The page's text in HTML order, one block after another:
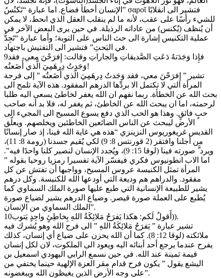
الإنسان أخطأ فضاع. اما عبارة “تَكنُسُ” σαροῖ فتشير الى انقلابًا
للشيء رأسًا على عقب، لأنه ما لم ينقلب العقل الذي انحط، لا يمكن
أن يُنظف (يُكنس) من عاداته الرذيلة. في حين يرى البعض الآخر في
عملية التكنيس إشارة الى حث الناس على التوبة؛ وأما عبارة “تَجِدُّ
في البَحثِ” فتشير الى التفتيش باجتهاد.
9فإِذا وَجَدَتهُ دَعَتِ الصَّديقاتِ والجاراتِ وقالت: إِفرَحْنَ معي، فقد
وَجَدتُ دِرهَمِيَ الَّذي أَضَعتُه!
تشير ” إِفرَحْنَ معي، فقد وَجَدتُ دِرهَمِيَ الَّذي أَضَعتُه ” إلى فرحة
المرأة التي لا تكتمل الا بردِّها الدرهم المفقود. هذه الآية تلمح الى
بحث الله عن الخطأة. ربما نفهم ان الله يغفر لخاطئ يسعى اليه طلبا
لرحمته، اما ان يبحث الله عن الخاطئ، ثم يغفر له، فلا بد أنه صاحب
حبٍ فائقٍ. وهذا هو الحب الذي دفع يسوع المسيح الى المجيء الى
الأرض ليبحث عن الناس الضائعين الخاطئين ويخلصهم. ويعلّق
القديس غريغوريوس النزينزي “هذه هي غاية الله فينا، إذ صار إنسانًا
من أجلنا وافتقر (2 قورنتس 8: 9) لكي يُقيم جسدنا (رومة 8: 11)،
ويرد َّ صورته فينا (لوقا 15: 9)، ويُجدد الإنسان لنصير كلنا واحدًا فيه”.
اما الاب انطونيوس فكري فيفسّر الآية تفسيرا رمزيا روحيا بقوله ”
المرأة تمثل الكنيسة عروس المسيح، وواجبها أن تفتش عن كل
مفقود. والدراهم هم وديعة التي أودعها الله للكنيسة. وكل درهم
يشير للطبيعة الإنسانية التي طبع عليها صورة الملك السماوي كما
يُطبع على العملة صورة قيصر. وضياع الدرهم يشير لضياع صورة
الملك السماوي من الإنسان”.
10أَقولُ لَكم: هكذا يَفرَحُ مَلائِكَةُ اللهِ بِخاطِئٍ واحِدٍ يَتوب)).
تشير عبارة ” يَفرَحُ مَلائِكَةُ اللهِ ” الى فرح الله وهو يُشرك فيه
ملائكته (لوقا 12: 8). كما أن الله يحزن على ضياع أي إنسان، كذلك
يفرح عندما يرجع أحد أبنائه اليه ويعود الى الملكوت، لان لكل إنسان
قيمة ثمينة عند الله. في حين نسمع الرابي اليهودي اسمعيل بن
اليشع يقول ” يكون فرح قدام مقر العزة الإلهية حينما يختفي من
على وجه الأرض الذين يغيظون الله ويبغضونه”.